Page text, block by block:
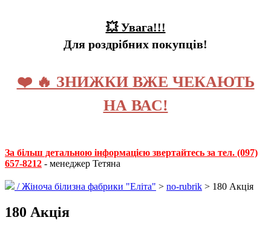
💥 Увага!!!
Для роздрібних покупців!
❤️ 🔥 ЗНИЖКИ ВЖЕ ЧЕКАЮТЬ
НА ВАС!
За більш детальною інформацією звертайтесь за тел. (097)
657-8212 - менеджер Тетяна
/Жіноча білизна фабрики "Еліта" > no-rubrik > 180 Акція
180 Акція